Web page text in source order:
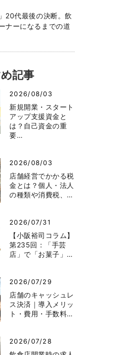
20代最後の決断。飲
ナーになるまでの道
記事
2026/08/03
新規開業・スタート
アップ支援資金と
は？自己資金の重
要…
2026/08/03
店舗経営でかかる税
金とは？個人・法人
の種類や消費税、…
2026/07/31
【小阪裕司コラム】
第235回：「手芸
店」で「お菓子」…
2026/07/29
店舗のキャッシュレ
ス決済｜導入メリッ
ト・費用・手数料…
2026/07/28